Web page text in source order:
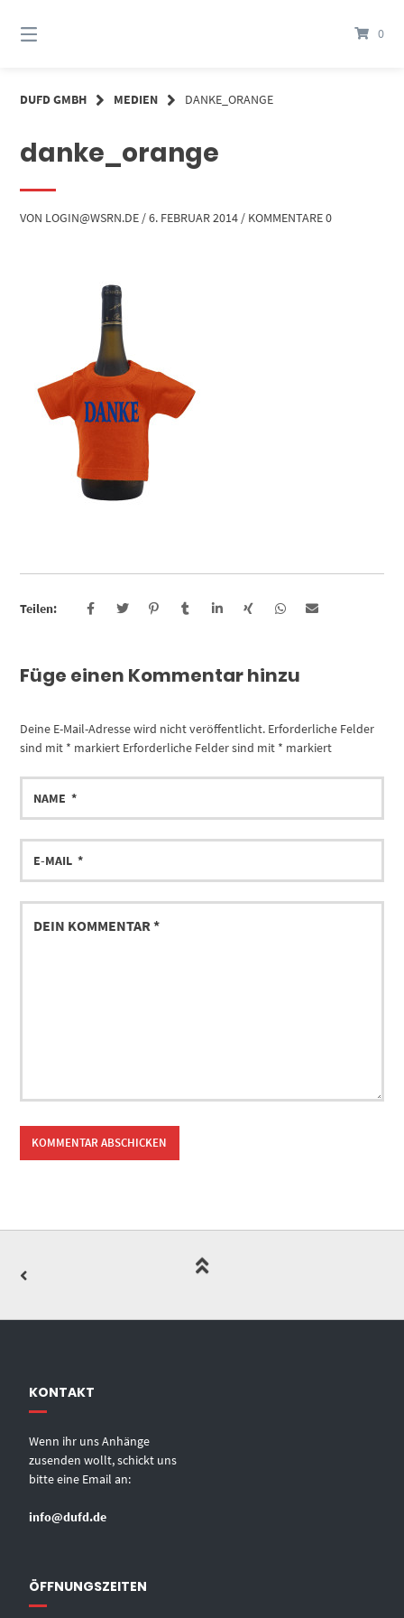
zum
Inhalt
0
DUFD GMBH MEDIEN DANKE_ORANGE
danke_orange
VON LOGIN@WSRN.DE /6. FEBRUAR 2014 / KOMMENTARE 0
Teilen:
Füge einen Kommentar hinzu
Deine E-Mail-Adresse wird nicht veröffentlicht. Erforderliche Felder
sind mit * markiert Erforderliche Felder sind mit * markiert
KONTAKT
Wenn ihr uns Anhänge
zusenden wollt, schickt uns
bitte eine Email an:
info@dufd.de
ÖFFNUNGSZEITEN